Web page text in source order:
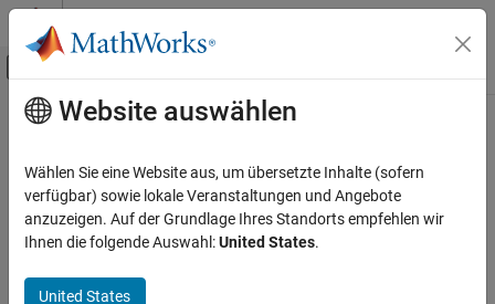
Weiter zum Inhalt
Umschaltung für Off-Canvas-
Startseite der Dokumentation
Hauptinhalt
How useful was this information?
Website auswählen
Wählen Sie eine Website aus, um übersetzte Inhalte (sofern
verfügbar) sowie lokale Veranstaltungen und Angebote
anzuzeigen. Auf der Grundlage Ihres Standorts empfehlen wir
Ihnen die folgende Auswahl:United States.
United States